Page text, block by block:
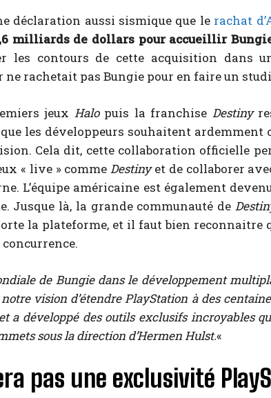
déclaration aussi sismique que le rachat
milliards de dollars pour accueillir
les contours de cette acquisition dans
ne rachetait pas Bungie pour en faire un
jeux Halopuis la franchise Destiny
les développeurs souhaitent
Cela dit, cette collaboration officielle
« live » commeDestinyet de collaborer
L’équipe américaine est également
Jusque là, la grande communauté de
la plateforme, et il faut bien reconnaitre
de Bungie dans le développement
vision d’étendre PlayStation à des
a développé des outils exclusifs incroyables
sous la direction d’Hermen Hulst.«
pas une exclusivité